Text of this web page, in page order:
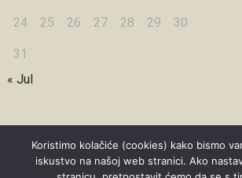
24 25 26 27 28 29 30
31
« Jul
Copyright © 2026 Under Dreamskies
Koristimo kolačiće (cookies) kako bismo
iskustvo na našoj web stranici. Ako